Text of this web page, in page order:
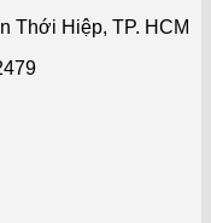
Thới Hiệp, TP. HCM